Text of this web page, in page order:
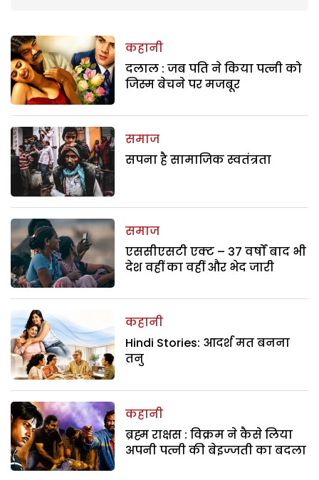
कहानी
दलाल : जब पति ने किया पत्नी को
जिस्म बेचने पर मजबूर
समाज
सपना है सामाजिक स्वतंत्रता
समाज
एससीएसटी एक्ट – 37 वर्षों बाद भी
देश वहीं का वहीं और भेद जारी
कहानी
Hindi Stories: आदर्श मत बनना
तनु
कहानी
ब्रह्म राक्षस : विक्रम ने कैसे लिया
अपनी पत्नी की बेइज्जती का बदला